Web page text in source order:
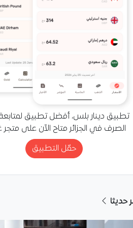
تطبيق دينار بلس، أفضل تطبيق
الصرف في الجزائر متاح الآن على
حمّل التطبيق
حديثا